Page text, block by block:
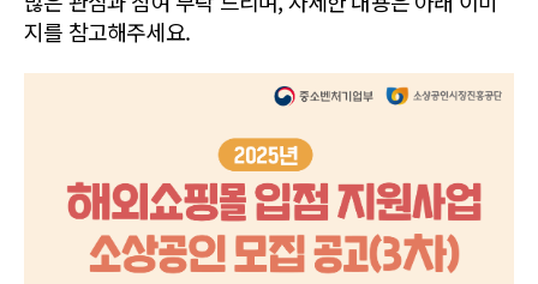
지를 참고해주세요.